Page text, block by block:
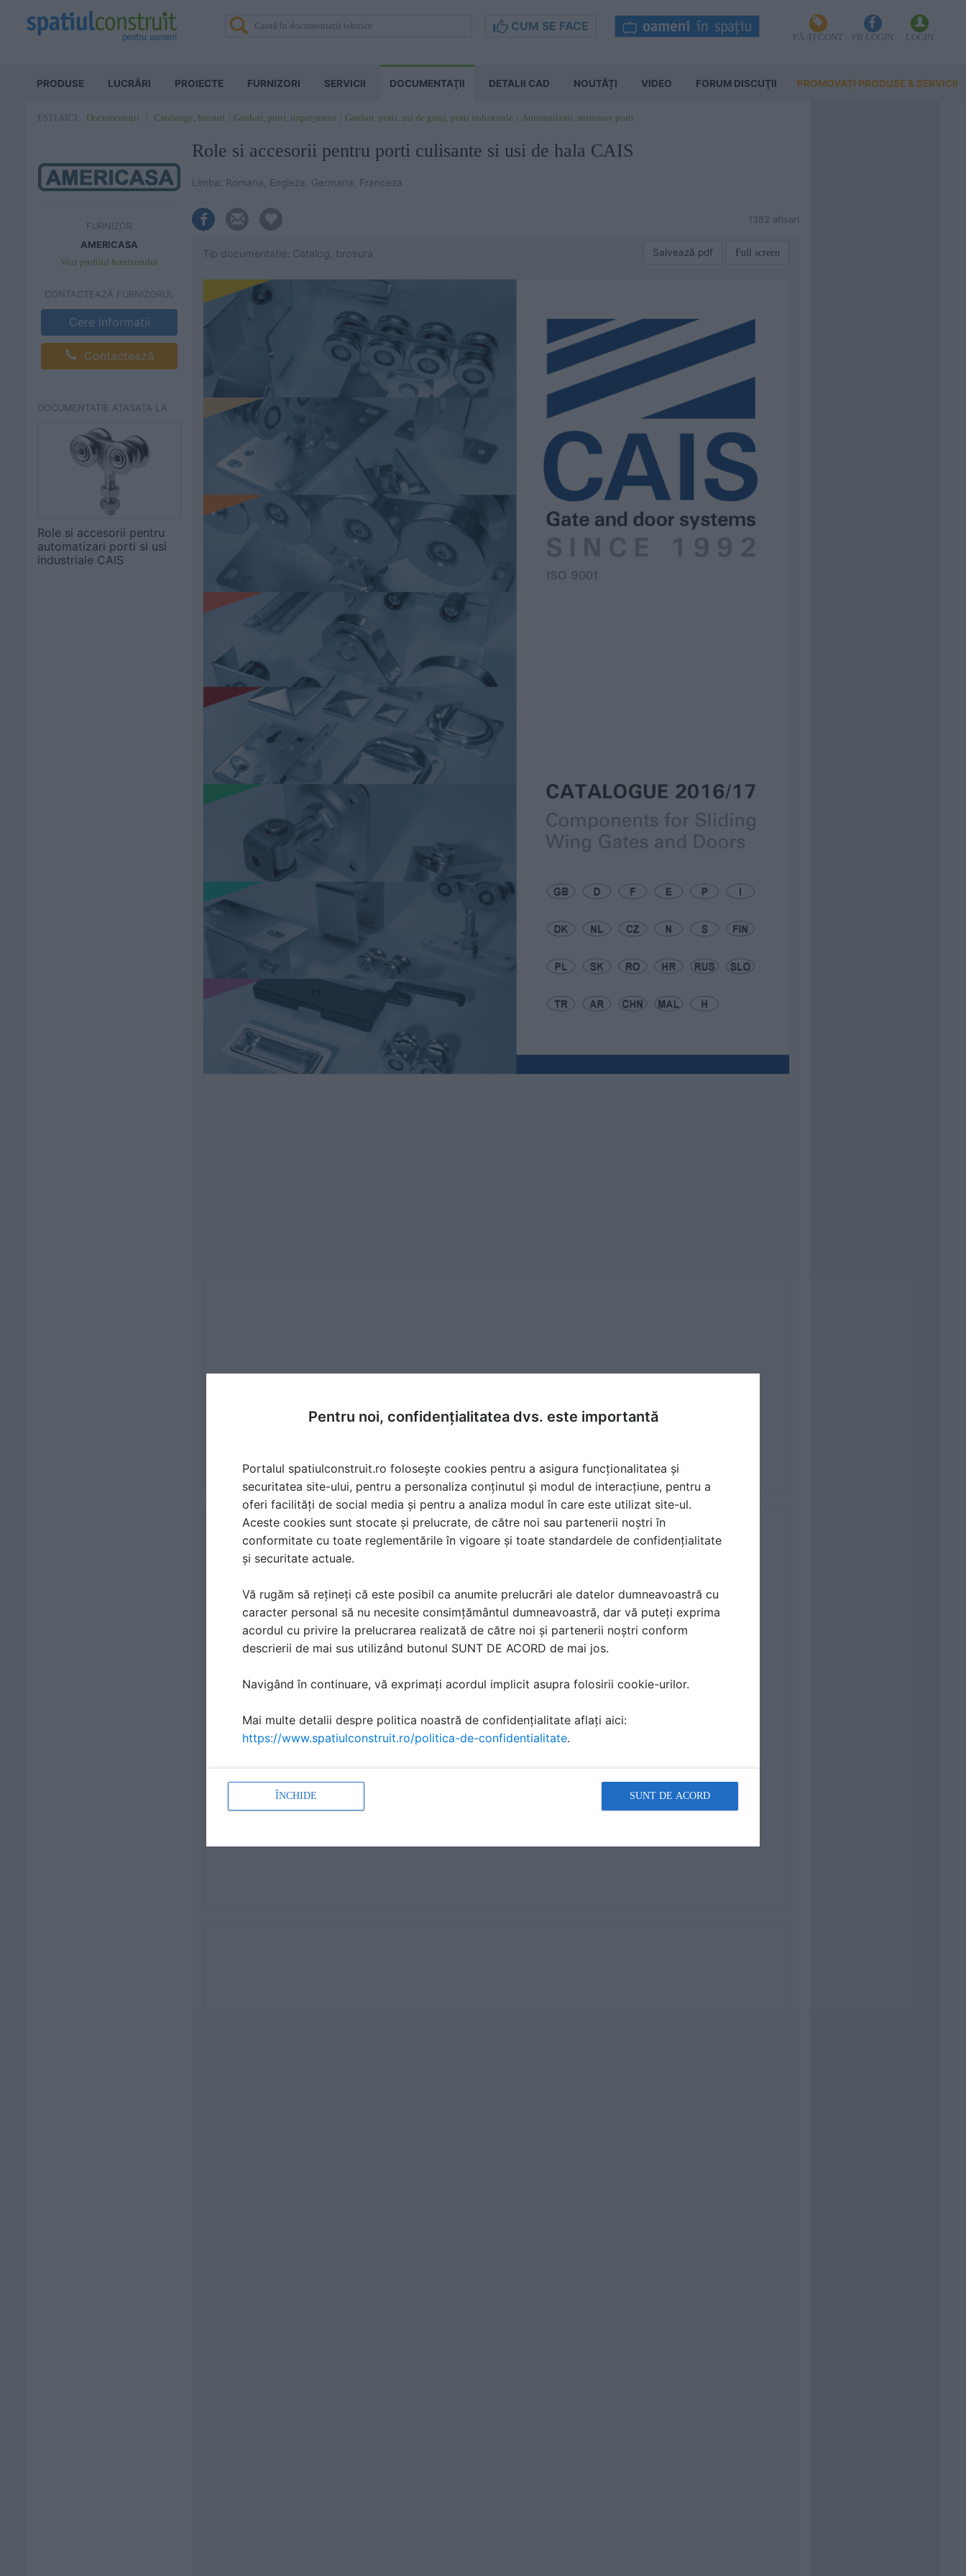
CUM SE FACE
FĂ-ȚI CONT FB LOGIN LOGIN
PRODUSE LUCRĂRI PROIECTE FURNIZORI SERVICII DOCUMENTAŢII DETALII CAD NOUTĂȚI VIDEO FORUM DISCUŢII PROMOVAȚI PRODUSE & SERVICII
EȘTI AICI: Documentații Cataloage, brosuri Garduri, porti, imprejmuiri Garduri, porti, usi de garaj, porti industriale Automatizari, antrenare porti
FURNIZOR
AMERICASA
Vezi profilul furnizorului
CONTACTEAZĂ FURNIZORUL
Cere informatii
Contactează
DOCUMENTATIE ATASATA LA
Role si accesorii pentru
automatizari porti si usi
industriale CAIS
Role si accesorii pentru porti culisante si usi de hala CAIS
Limba: Romana, Engleza, Germana, Franceza
1382 afisari
Tip documentatie: Catalog, brosura Salvează pdf Full screen
Pentru noi, confidențialitatea dvs. este importantă
Portalul spatiulconstruit.ro folosește cookies pentru a asigura funcționalitatea și
securitatea site-ului, pentru a personaliza conținutul și modul de interacțiune, pentru a
oferi facilități de social media și pentru a analiza modul în care este utilizat site-ul.
Aceste cookies sunt stocate și prelucrate, de către noi sau partenerii noștri în
conformitate cu toate reglementările în vigoare și toate standardele de confidențialitate
și securitate actuale.
Vă rugăm să rețineți că este posibil ca anumite prelucrări ale datelor dumneavoastră cu
caracter personal să nu necesite consimțământul dumneavoastră, dar vă puteți exprima
acordul cu privire la prelucrarea realizată de către noi și partenerii noștri conform
descrierii de mai sus utilizând butonul SUNT DE ACORD de mai jos.
Navigând în continuare, vă exprimați acordul implicit asupra folosirii cookie-urilor.
Mai multe detalii despre politica noastră de confidențialitate aflați aici:
https://www.spatiulconstruit.ro/politica-de-confidentialitate.
ÎNCHIDE SUNT DE ACORD